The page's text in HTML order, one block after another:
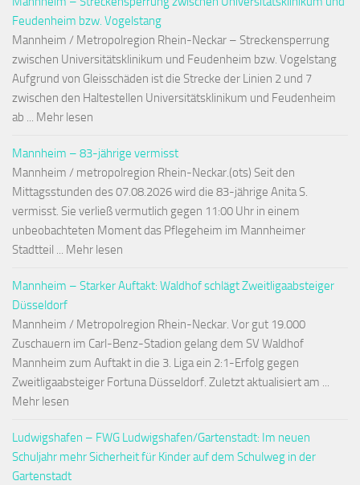
Feudenheim bzw. Vogelstang
Mannheim / Metropolregion Rhein-Neckar – Streckensperrung
zwischen Universitätsklinikum und Feudenheim bzw. Vogelstang
Aufgrund von Gleisschäden ist die Strecke der Linien 2 und 7
zwischen den Haltestellen Universitätsklinikum und Feudenheim
ab ... Mehr lesen
Mannheim – 83-jährige vermisst
Mannheim / metropolregion Rhein-Neckar.(ots) Seit den
Mittagsstunden des 07.08.2026 wird die 83-jährige Anita S.
vermisst. Sie verließ vermutlich gegen 11:00 Uhr in einem
unbeobachteten Moment das Pflegeheim im Mannheimer
Stadtteil ... Mehr lesen
Mannheim – Starker Auftakt: Waldhof schlägt Zweitligaabsteiger
Düsseldorf
Mannheim / Metropolregion Rhein-Neckar. Vor gut 19.000
Zuschauern im Carl-Benz-Stadion gelang dem SV Waldhof
Mannheim zum Auftakt in die 3. Liga ein 2:1-Erfolg gegen
Zweitligaabsteiger Fortuna Düsseldorf. Zuletzt aktualisiert am ...
Mehr lesen
Ludwigshafen – FWG Ludwigshafen/Gartenstadt: Im neuen
Schuljahr mehr Sicherheit für Kinder auf dem Schulweg in der
Gartenstadt